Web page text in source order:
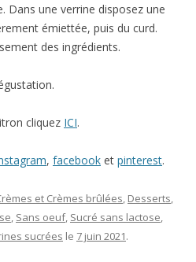
Dans une verrine disposez une
émiettée, puis du curd.
des ingrédients.
cliquez ICI.
, facebook et pinterest.
et Crèmes brûlées, Desserts,
, Sans oeuf, Sucré sans lactose,
sucrées le 7 juin 2021.